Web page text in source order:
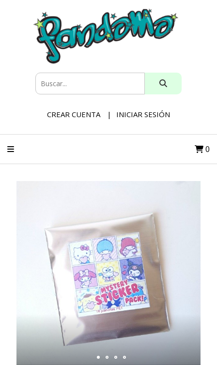
CREAR CUENTA INICIAR SESIÓN
0